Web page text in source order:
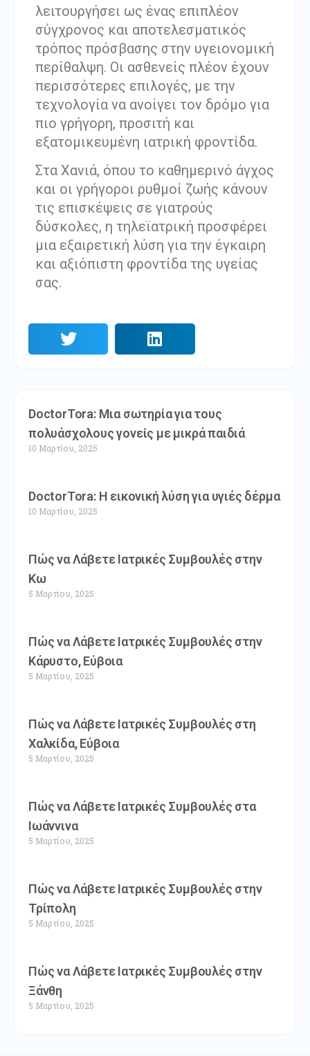
λειτουργήσει ως ένας επιπλέον
σύγχρονος και αποτελεσματικός
τρόπος πρόσβασης στην υγειονομική
περίθαλψη. Οι ασθενείς πλέον έχουν
περισσότερες επιλογές, με την
τεχνολογία να ανοίγει τον δρόμο για
πιο γρήγορη, προσιτή και
εξατομικευμένη ιατρική φροντίδα.
Στα Χανιά, όπου το καθημερινό άγχος
και οι γρήγοροι ρυθμοί ζωής κάνουν
τις επισκέψεις σε γιατρούς
δύσκολες, η τηλεϊατρική προσφέρει
μια εξαιρετική λύση για την έγκαιρη
και αξιόπιστη φροντίδα της υγείας
σας.
DoctorTora: Μια σωτηρία για τους
πολυάσχολους γονείς με μικρά παιδιά
10 Μαρτίου, 2025
DoctorTora: Η εικονική λύση για υγιές δέρμα
10 Μαρτίου, 2025
Πώς να Λάβετε Ιατρικές Συμβουλές στην
Κω
5 Μαρτίου, 2025
Πώς να Λάβετε Ιατρικές Συμβουλές στην
Κάρυστο, Εύβοια
5 Μαρτίου, 2025
Πώς να Λάβετε Ιατρικές Συμβουλές στη
Χαλκίδα, Εύβοια
5 Μαρτίου, 2025
Πώς να Λάβετε Ιατρικές Συμβουλές στα
Ιωάννινα
5 Μαρτίου, 2025
Πώς να Λάβετε Ιατρικές Συμβουλές στην
Τρίπολη
5 Μαρτίου, 2025
Πώς να Λάβετε Ιατρικές Συμβουλές στην
Ξάνθη
5 Μαρτίου, 2025